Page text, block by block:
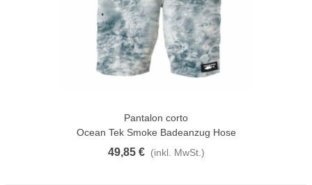
Pantalon corto
Ocean Tek Smoke Badeanzug Hose
49,85 € (inkl. MwSt.)